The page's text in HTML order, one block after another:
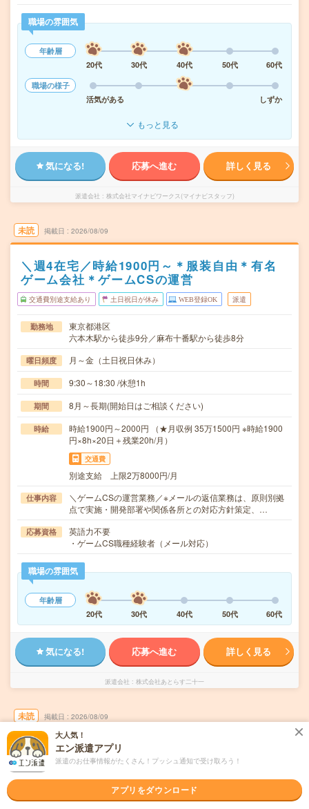
職場の雰囲気
年齢層
20代
30代 40代 50代
60代
職場の様子
活気がある
しずか
もっと見る
気になる! 応募へ進む 詳しく見る
派遣会社 株式会社マイナビワークス(マイナビスタッフ)
未読 掲載日 2026/08/09
＼週4在宅／時給1900円～＊服装自由＊有名
ゲーム会社＊ゲームCSの運営
交通費別途支給あり 土日祝日が休み WEB登録OK 派遣
勤務地
東京都港区
六本木駅から徒歩9分／麻布十番駅から徒歩8分
曜日頻度 月～金（土日祝日休み）
時間 9:30～18:30 /休憩1h
期間 8月～長期(開始日はご相談ください)
時給
時給1900円～2000円 （★月収例 35万1500円 ※時給1900
円×8h×20日＋残業20h/月）
交通費
別途支給 上限2万8000円/月
仕事内容
＼ゲームCSの運営業務／※メールの返信業務は、原則別拠
点で実施・開発部署や関係各所との対応方針策定、…
応募資格
英語力不要
・ゲームCS職種経験者（メール対応）
職場の雰囲気
年齢層
20代
30代 40代 50代 60代
気になる! 応募へ進む 詳しく見る
派遣会社 株式会社あとらす二十一
未読 掲載日 2026/08/09
時給2000円＊基本定時で帰れる＊電話業務な
ど
交通費別途支給あり 土日祝日が休み
派遣
大人気！
エン派遣アプリ
派遣のお仕事情報がたくさん！プッシュ通知で受け取ろう！
アプリをダウンロード